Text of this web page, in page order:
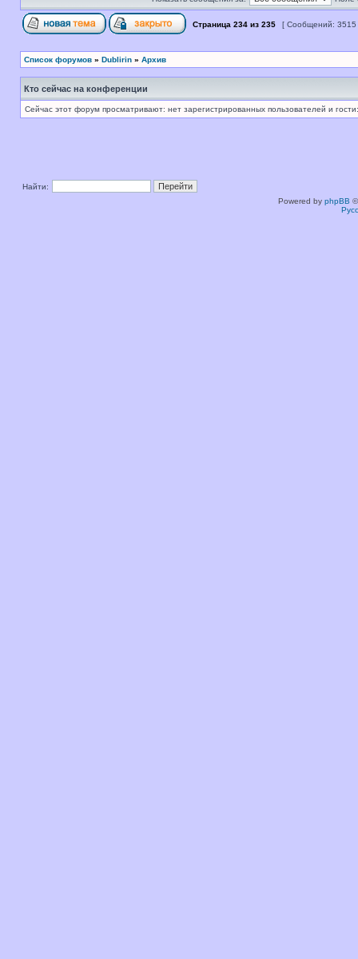
Страница 234 из 235 [ Сообщений:
Список форумов » Dublirin » Архив
Кто сейчас на конференции
Сейчас этот форум просматривают: нет зарегистрированных пользователей и
Найти:
Powered by phpBB